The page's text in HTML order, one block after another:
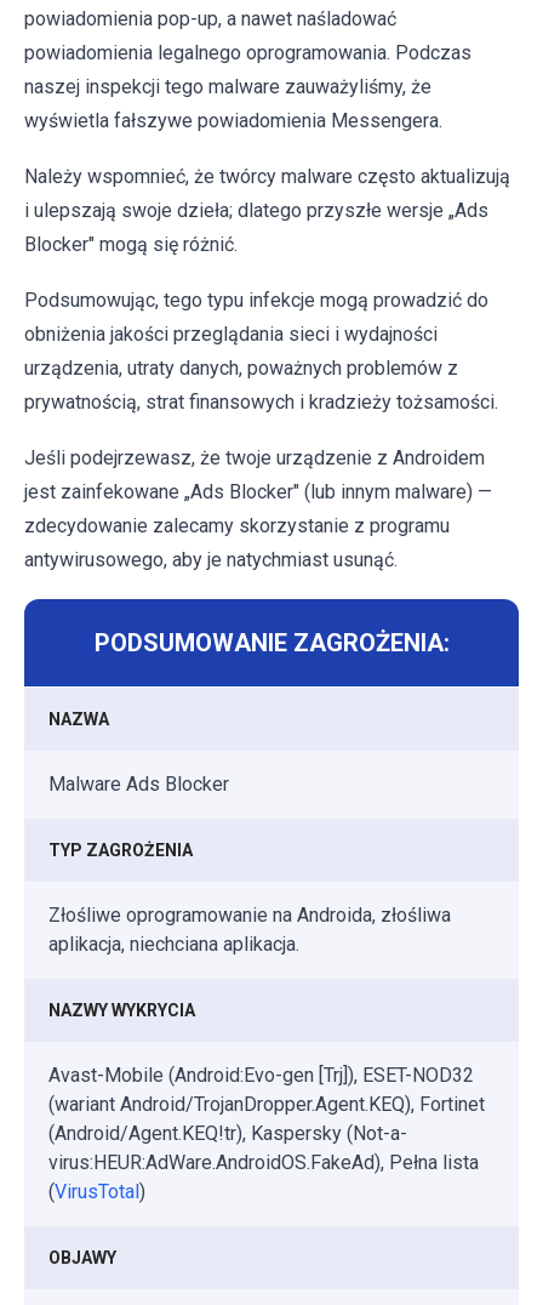
powiadomienia pop-up, a nawet naśladować
powiadomienia legalnego oprogramowania. Podczas
naszej inspekcji tego malware zauważyliśmy, że
wyświetla fałszywe powiadomienia Messengera.
Należy wspomnieć, że twórcy malware często aktualizują
i ulepszają swoje dzieła; dlatego przyszłe wersje „Ads
Blocker" mogą się różnić.
Podsumowując, tego typu infekcje mogą prowadzić do
obniżenia jakości przeglądania sieci i wydajności
urządzenia, utraty danych, poważnych problemów z
prywatnością, strat finansowych i kradzieży tożsamości.
Jeśli podejrzewasz, że twoje urządzenie z Androidem
jest zainfekowane „Ads Blocker" (lub innym malware) —
zdecydowanie zalecamy skorzystanie z programu
antywirusowego, aby je natychmiast usunąć.
PODSUMOWANIE ZAGROŻENIA:
NAZWA
Malware Ads Blocker
TYP ZAGROŻENIA
Złośliwe oprogramowanie na Androida, złośliwa
aplikacja, niechciana aplikacja.
NAZWY WYKRYCIA
Avast-Mobile (Android:Evo-gen [Trj]), ESET-NOD32
(wariant Android/TrojanDropper.Agent.KEQ), Fortinet
(Android/Agent.KEQ!tr), Kaspersky (Not-a-
virus:HEUR:AdWare.AndroidOS.FakeAd), Pełna lista
(VirusTotal)
OBJAWY